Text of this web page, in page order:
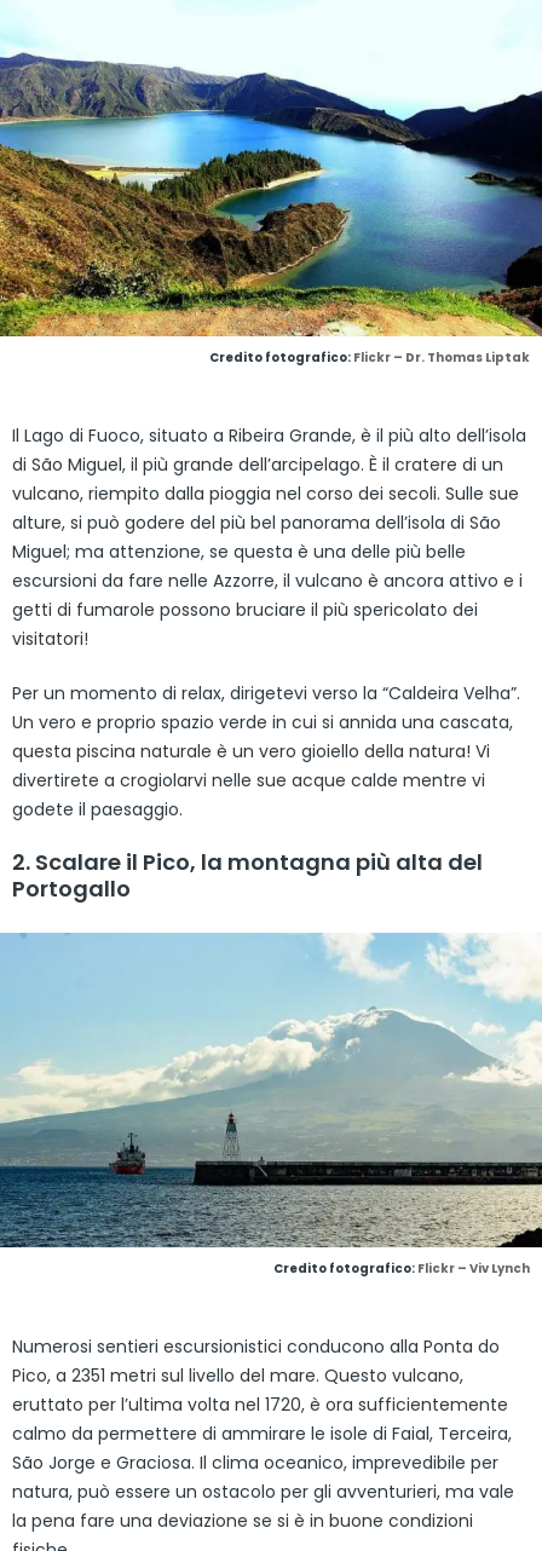
Credito fotografico: Flickr – Dr. Thomas Liptak
Il Lago di Fuoco, situato a Ribeira Grande, è il più alto dell’isola
di São Miguel, il più grande dell’arcipelago. È il cratere di un
vulcano, riempito dalla pioggia nel corso dei secoli. Sulle sue
alture, si può godere del più bel panorama dell’isola di São
Miguel; ma attenzione, se questa è una delle più belle
escursioni da fare nelle Azzorre, il vulcano è ancora attivo e i
getti di fumarole possono bruciare il più spericolato dei
visitatori!
Per un momento di relax, dirigetevi verso la “Caldeira Velha”.
Un vero e proprio spazio verde in cui si annida una cascata,
questa piscina naturale è un vero gioiello della natura! Vi
divertirete a crogiolarvi nelle sue acque calde mentre vi
godete il paesaggio.
2. Scalare il Pico, la montagna più alta del
Portogallo
Credito fotografico: Flickr – Viv Lynch
Numerosi sentieri escursionistici conducono alla Ponta do
Pico, a 2351 metri sul livello del mare. Questo vulcano,
eruttato per l’ultima volta nel 1720, è ora sufficientemente
calmo da permettere di ammirare le isole di Faial, Terceira,
São Jorge e Graciosa. Il clima oceanico, imprevedibile per
natura, può essere un ostacolo per gli avventurieri, ma vale
la pena fare una deviazione se si è in buone condizioni